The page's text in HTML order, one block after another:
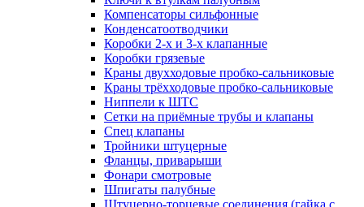
Компенсаторы сильфонные
Конденсатоотводчики
Коробки 2-х и 3-х клапанные
Коробки грязевые
Краны двухходовые пробко-сальниковые
Краны трёхходовые пробко-сальниковые
Ниппели к ШТС
Сетки на приёмные трубы и клапаны
Спец клапаны
Тройники штуцерные
Фланцы, приварыши
Фонари смотровые
Шпигаты палубные
Штуцерно-торцевые соединения (гайка с